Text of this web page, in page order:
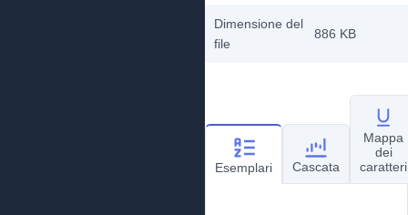
Dimensione del
file
886 KB
Esemplari Cascata
Mappa
dei
caratteri